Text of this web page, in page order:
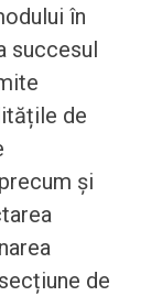
în
succesul
de
și
de